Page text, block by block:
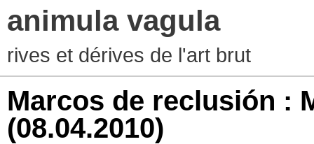
animula vagula
rives et dérives de l'art brut
Marcos de reclusión :
(08.04.2010)